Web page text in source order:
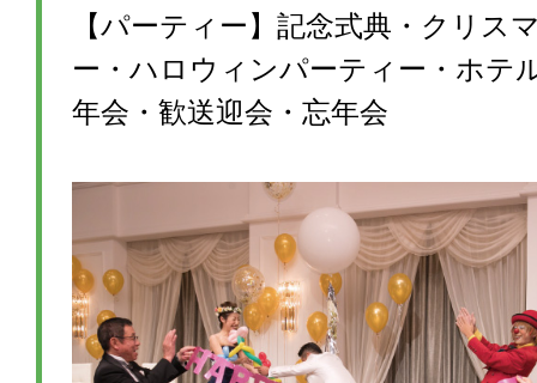
【パーティー】記念式典・クリス
ー・ハロウィンパーティー・ホテ
年会・歓送迎会・忘年会